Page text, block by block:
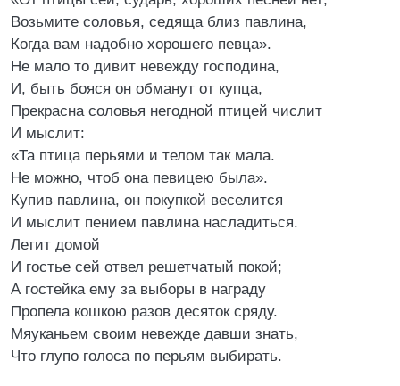
Возьмите соловья, седяща близ павлина,
Когда вам надобно хорошего певца».
Не мало то дивит невежду господина,
И, быть бояся он обманут от купца,
Прекрасна соловья негодной птицей числит
И мыслит:
«Та птица перьями и телом так мала.
Не можно, чтоб она певицею была».
Купив павлина, он покупкой веселится
И мыслит пением павлина насладиться.
Летит домой
И гостье сей отвел решетчатый покой;
А гостейка ему за выборы в награду
Пропела кошкою разов десяток сряду.
Мяуканьем своим невежде давши знать,
Что глупо голоса по перьям выбирать.